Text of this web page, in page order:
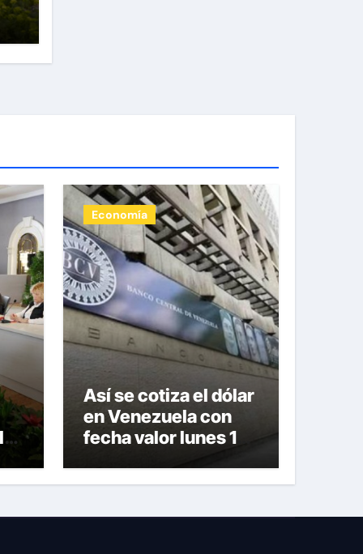
Economía
Así se cotiza el dólar
en Venezuela con
fecha valor lunes 10